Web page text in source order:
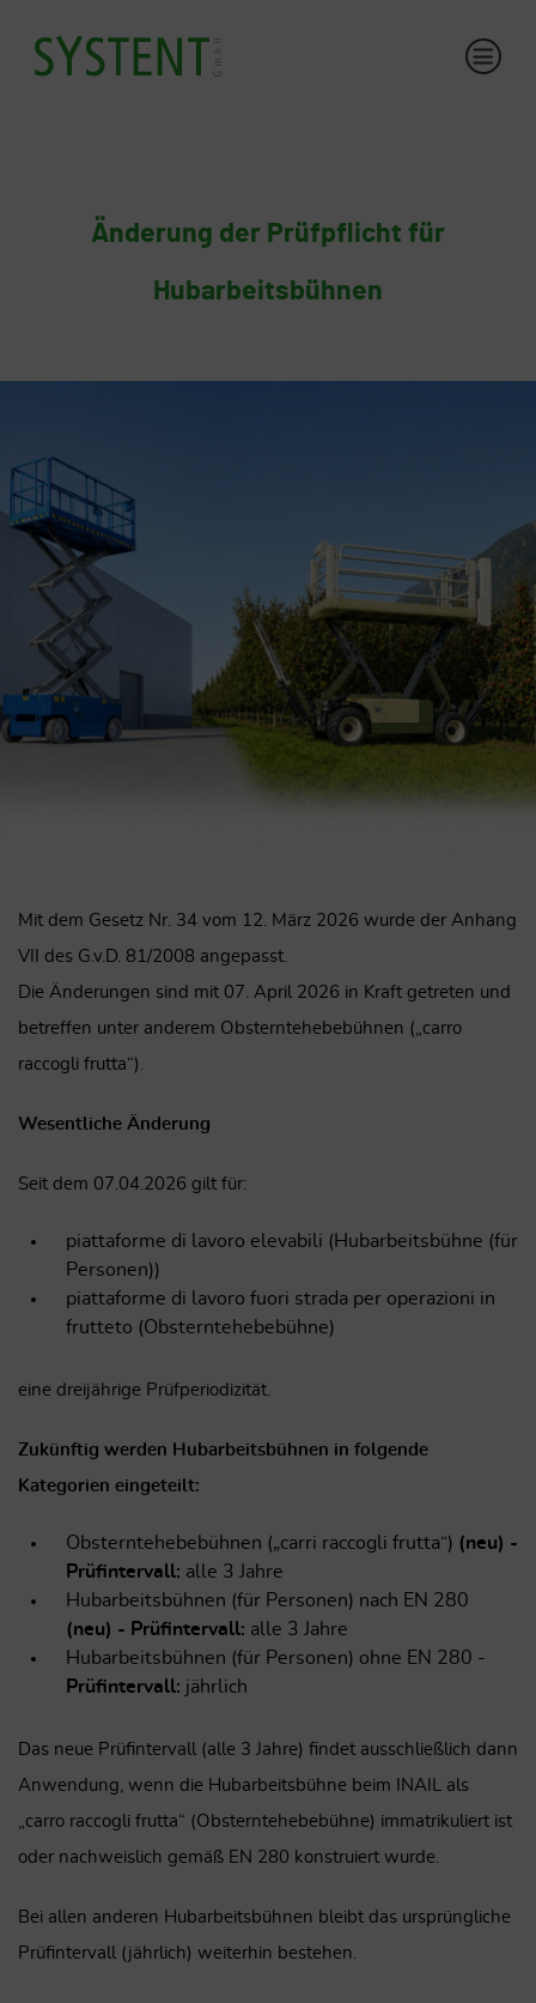
Änderung der Prüfpflicht für
Hubarbeitsbühnen
Mit dem Gesetz Nr. 34 vom 12. März 2026 wurde der Anhang
VII des G.v.D. 81/2008 angepasst.
Die Änderungen sind mit 07. April 2026 in Kraft getreten und
betreffen unter anderem Obsterntehebebühnen („carro
raccogli frutta“).
Wesentliche Änderung
Seit dem 07.04.2026 gilt für:
piattaforme di lavoro elevabili (Hubarbeitsbühne (für
Personen))
piattaforme di lavoro fuori strada per operazioni in
frutteto (Obsterntehebebühne)
eine dreijährige Prüfperiodizität.
Zukünftig werden Hubarbeitsbühnen in folgende
Kategorien eingeteilt:
Obsterntehebebühnen („carri raccogli frutta“) (neu) -
Prüfintervall: alle 3 Jahre
Hubarbeitsbühnen (für Personen) nach EN 280
(neu) - Prüfintervall: alle 3 Jahre
Hubarbeitsbühnen (für Personen) ohne EN 280 -
Prüfintervall: jährlich
Das neue Prüfintervall (alle 3 Jahre) findet ausschließlich dann
Anwendung, wenn die Hubarbeitsbühne beim INAIL als
„carro raccogli frutta“ (Obsterntehebebühne) immatrikuliert ist
oder nachweislich gemäß EN 280 konstruiert wurde.
Bei allen anderen Hubarbeitsbühnen bleibt das ursprüngliche
Prüfintervall (jährlich) weiterhin bestehen.